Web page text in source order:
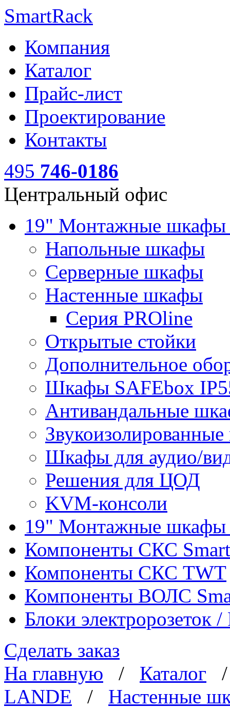
SmartRack
Компания
Каталог
Прайс-лист
Проектирование
Контакты
495 746-0186
Центральный офис
19" Монтажные
Напольные шкафы
Серверные шкафы
Настенные шкафы
Серия PROline
Открытые стойки
Дополнительное
Шкафы SAFEbox
Антивандальные
Шкафы для аудио/
Решения для ЦОД
KVM-консоли
19" Монтажные шкафы
Компоненты СКС
Компоненты СКС TWT
Компоненты ВОЛС
Блоки электророзеток
Сделать заказ
На главную / Каталог
LANDE / Настенные